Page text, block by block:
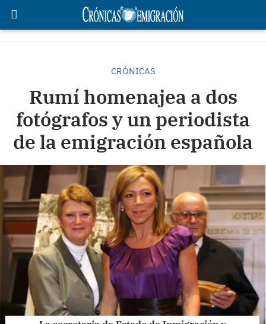
CRÓNICAS
Rumí homenajea a dos
fotógrafos y un periodista
de la emigración española